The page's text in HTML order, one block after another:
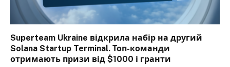
Superteam Ukraine відкрила набір на другий
Solana Startup Terminal. Топ-команди
отримають призи від $1000 і гранти